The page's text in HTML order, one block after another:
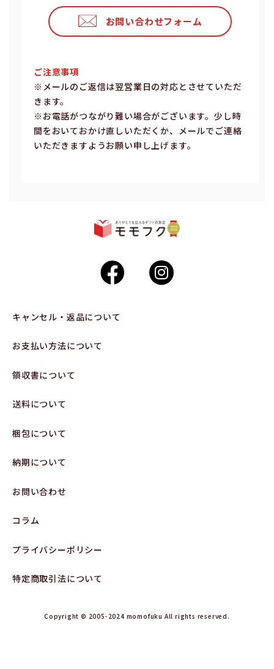
お問い合わせフォーム
ご注意事項
※メールのご返信は翌営業⽇の対応とさせていただ
きます。
※お電話がつながり難い場合がございます。少し時
間をおいておかけ直しいただくか、メールでご連絡
いただきますようお願い申し上げます。
キャンセル・返品について
お支払い方法について
領収書について
送料について
梱包について
納期について
お問い合わせ
コラム
プライバシーポリシー
特定商取引法について
Copyright © 2005-2024 momofuku All rights reserved.